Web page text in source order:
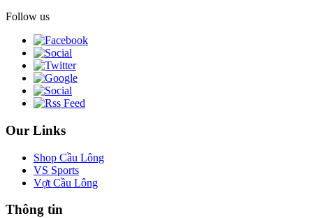
Follow us
Our Links
Shop Cầu Lông
VS Sports
Vợt Cầu Lông
Thông tin